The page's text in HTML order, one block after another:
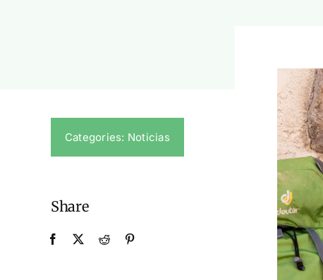
Categories: Noticias
Share